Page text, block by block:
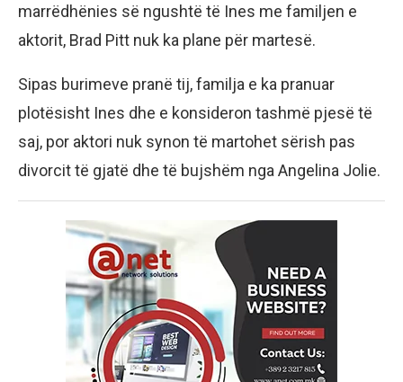
marrëdhënies së ngushtë të Ines me familjen e
aktorit, Brad Pitt nuk ka plane për martesë.
Sipas burimeve pranë tij, familja e ka pranuar
plotësisht Ines dhe e konsideron tashmë pjesë të
saj, por aktori nuk synon të martohet sërish pas
divorcit të gjatë dhe të bujshëm nga Angelina Jolie.